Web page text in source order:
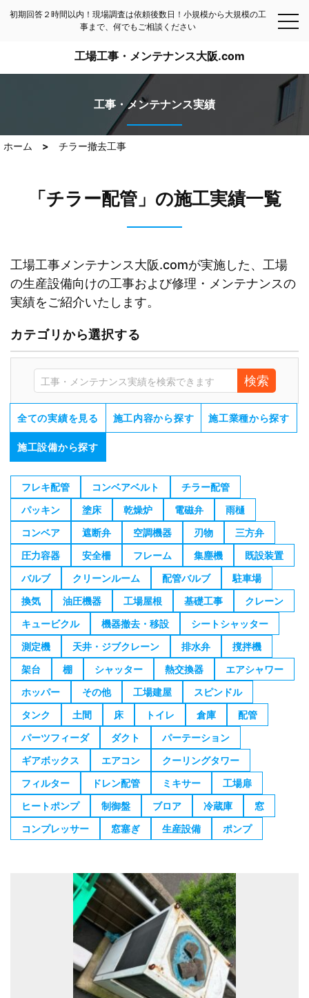
初期回答２時間以内！現場調査は依頼後数日！小規模から大規模の工
事まで、何でもご相談ください
工場工事・メンテナンス大阪.com
工事・メンテナンス実績
ホーム チラー撤去工事
「チラー配管」の施工実績一覧
工場工事メンテナンス大阪.comが実施した、工場
の生産設備向けの工事および修理・メンテナンスの
実績をご紹介いたします。
カテゴリから選択する
検索
全ての実績を見る 施工内容から探す 施工業種から探す
施工設備から探す
フレキ配管 コンベアベルト
チラー配管
パッキン
塗床 乾燥炉 電磁弁
雨樋
コンベア
遮断弁 空調機器 刃物
三方弁
圧力容器
安全柵 フレーム 集塵機
既設装置
バルブ
クリーンルーム 配管バルブ
駐車場
換気
油圧機器 工場屋根 基礎工事
クレーン
キュービクル
機器撤去・移設
シートシャッター
測定機
天井・ジブクレーン 排水弁
撹拌機
架台
棚 シャッター 熱交換器
エアシャワー
ホッパー
その他 工場建屋
スピンドル
タンク
土間 床 トイレ 倉庫
配管
パーツフィーダ
ダクト
パーテーション
ギアボックス
エアコン
クーリングタワー
フィルター
ドレン配管 ミキサー
工場扉
ヒートポンプ
制御盤 ブロア 冷蔵庫
窓
コンプレッサー
窓塞ぎ 生産設備 ポンプ